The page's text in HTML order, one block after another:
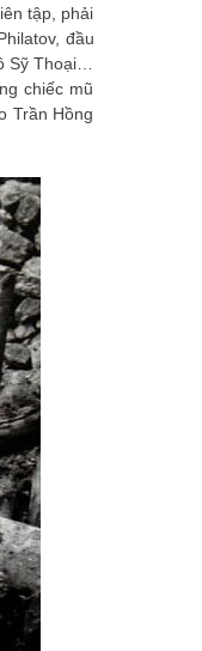
tập, phải
đầu
Sỹ Thoại…
chiếc mũ
Trần Hồng